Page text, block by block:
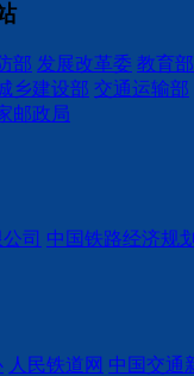
议
一图读懂《
权基准》
防
部 发展改革委 教育部
乡建设部 交通运输部
邮政局
司 中国铁路经济规
人民铁道网 中国交通